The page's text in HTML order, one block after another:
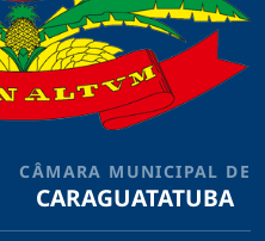
CÂMARA MUNICIPAL DE
CARAGUATATUBA